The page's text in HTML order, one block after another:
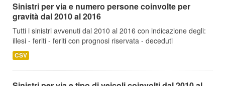
Sinistri per via e numero persone coinvolte per
gravità dal 2010 al 2016
Tutti i sinistri avvenuti dal 2010 al 2016 con indicazione degli:
illesi - feriti - feriti con prognosi riservata - deceduti
CSV